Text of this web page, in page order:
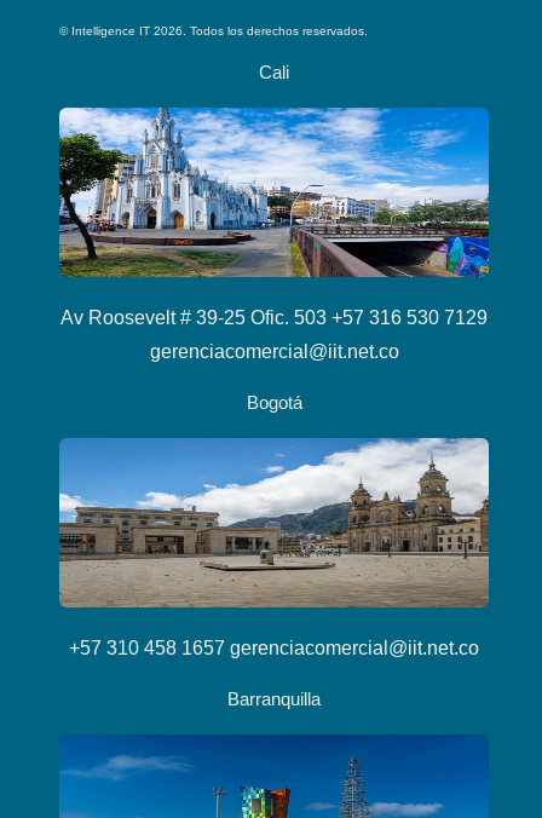
© Intelligence IT 2026. Todos los derechos reservados.
Cali
Av Roosevelt # 39-25 Ofic. 503 +57 316 530 7129
gerenciacomercial@iit.net.co
Bogotá
+57 310 458 1657 gerenciacomercial@iit.net.co
Barranquilla